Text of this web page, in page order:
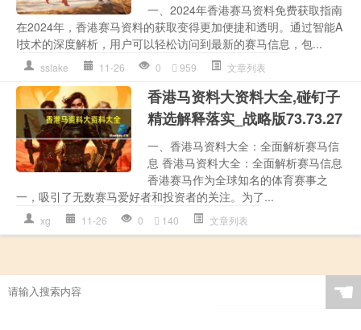
一、2024年香港赛马资料免费获取指南
在2024年，香港赛马资料的获取变得更加便捷和透明。通过智能A
I技术的深度解析，用户可以轻松访问到最新的赛马信息，包...
sslake 11-26 0 959 文章列表
香港马资料大资料大全,碰钉子
精选解释落实_战略版73.73.27
一、香港马资料大全：全面解析赛马信
息 香港马资料大全：全面解析赛马信息
香港赛马作为全球知名的体育赛事之
一，吸引了无数赛马爱好者和投资者的关注。为了...
xg 11-26 0 140 文章列表
☚